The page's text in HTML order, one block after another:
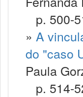
p. 500-
» A
do "caso
Paula
p. 514-